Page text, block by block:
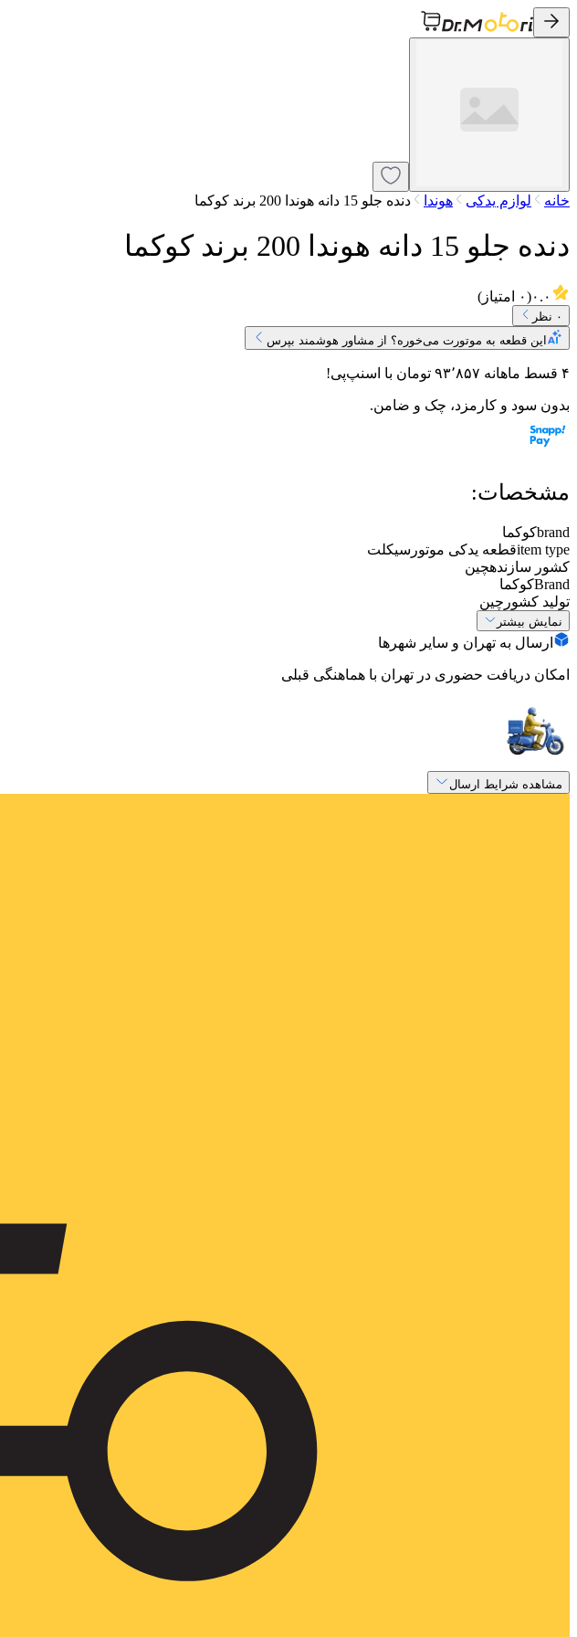
خانه لوازم یدکی هوندا دنده جلو 15 دانه هوندا 200 برند کوکما
دنده جلو 15 دانه هوندا 200 برند کوکما
۰.۰(۰ امتیاز)
۰ نظر
این قطعه به موتورت می‌خوره؟ از مشاور هوشمند بپرس
۴ قسط ماهانه ۹۳٬۸۵۷ تومان با اسنپ‌پی!
بدون سود و کارمزد، چک و ضامن.
مشخصات:
brandکوکما
item typeقطعه یدکی موتورسیکلت
کشور سازندهچین
Brandکوکما
تولید کشور چین
نمایش بیشتر
ارسال به تهران و سایر شهرها
امکان دریافت حضوری در تهران با هماهنگی قبلی
مشاهده شرایط ارسال